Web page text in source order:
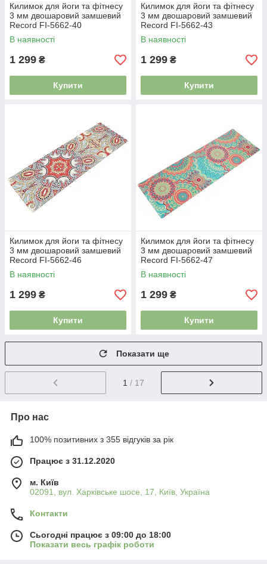
Килимок для йоги та фітнесу
3 мм двошаровий замшевий
Record FI-5662-40
В наявності
1 299 ₴
Купити
Килимок для йоги та фітнесу
3 мм двошаровий замшевий
Record FI-5662-43
В наявності
1 299 ₴
Купити
Килимок для йоги та фітнесу
3 мм двошаровий замшевий
Record FI-5662-46
В наявності
1 299 ₴
Купити
Килимок для йоги та фітнесу
3 мм двошаровий замшевий
Record FI-5662-47
В наявності
1 299 ₴
Купити
Показати ще
1 / 17
Про нас
100% позитивних з 355 відгуків за рік
Працює з 31.12.2020
м. Київ
02091, вул. Харківське шосе, 17, Київ, Україна
Контакти
Сьогодні працює з 09:00 до 18:00
Показати весь графік роботи